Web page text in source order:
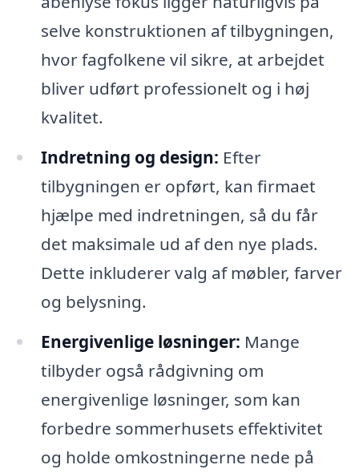
selve konstruktionen af tilbygningen,
hvor fagfolkene vil sikre, at arbejdet
bliver udført professionelt og i høj
kvalitet.
Indretning og design: Efter
tilbygningen er opført, kan firmaet
hjælpe med indretningen, så du får
det maksimale ud af den nye plads.
Dette inkluderer valg af møbler, farver
og belysning.
Energivenlige løsninger: Mange
tilbyder også rådgivning om
energivenlige løsninger, som kan
forbedre sommerhusets effektivitet
og holde omkostningerne nede på